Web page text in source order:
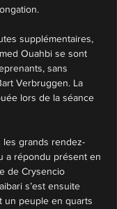
supplémentaires,
Ouahbi se sont
sans
Verbruggen. La
lors de la séance
les grands rendez-
a répondu présent en
de Crysencio
s’est ensuite
un peuple en quarts